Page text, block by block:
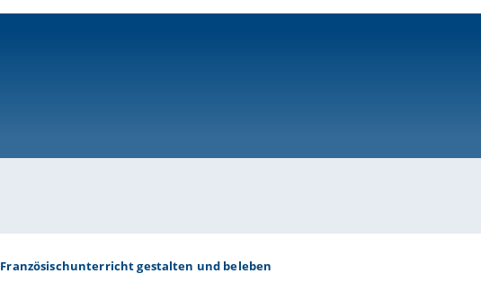
Französischunterricht gestalten und beleben